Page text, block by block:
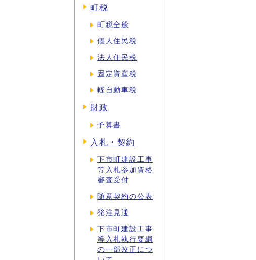
町税
町税全般
個人住民税
法人住民税
固定資産税
軽自動車税
財政
予算書
入札・契約
下市町建設工事
等入札参加資格
審査受付
随意契約の公表
発注見通
下市町建設工事
等入札執行要綱
の一部改正につ